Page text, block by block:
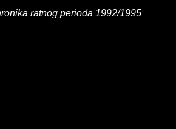
ratnog perioda 1992/1995